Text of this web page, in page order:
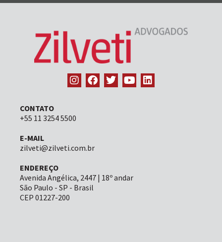
CONTATO
+55 11 3254 5500
E-MAIL
zilveti@zilveti.com.br
ENDEREÇO
Avenida Angélica, 2447 | 18º andar
São Paulo - SP - Brasil
CEP 01227-200